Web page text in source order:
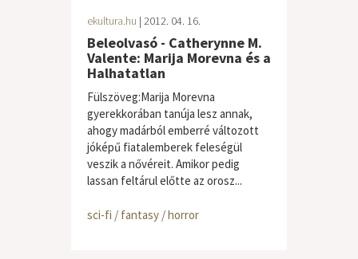
ekultura.hu | 2012. 04. 16.
Beleolvasó - Catherynne M.
Valente: Marija Morevna és a
Halhatatlan
Fülszöveg:Marija Morevna
gyerekkorában tanúja lesz annak,
ahogy madárból emberré változott
jóképű fiatalemberek feleségül
veszik a nővéreit. Amikor pedig
lassan feltárul előtte az orosz...
sci-fi / fantasy / horror